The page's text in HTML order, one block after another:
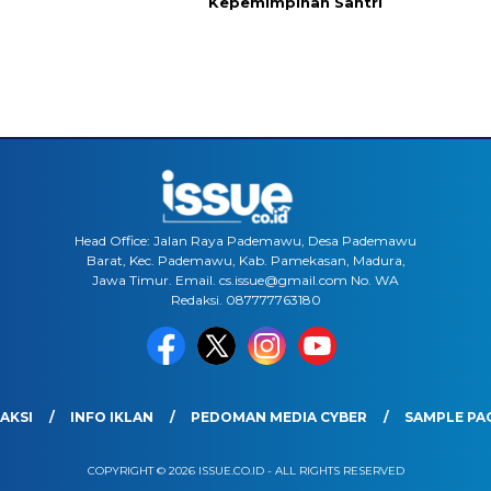
Head Office: Jalan Raya Pademawu, Desa Pademawu
Barat, Kec. Pademawu, Kab. Pamekasan, Madura,
Jawa Timur. Email. cs.issue@gmail.com No. WA
Redaksi. 087777763180
INFO IKLAN PEDOMAN MEDIA CYBER SAMPLE
COPYRIGHT © 2026 ISSUE.CO.ID - ALL RIGHTS RESERVED